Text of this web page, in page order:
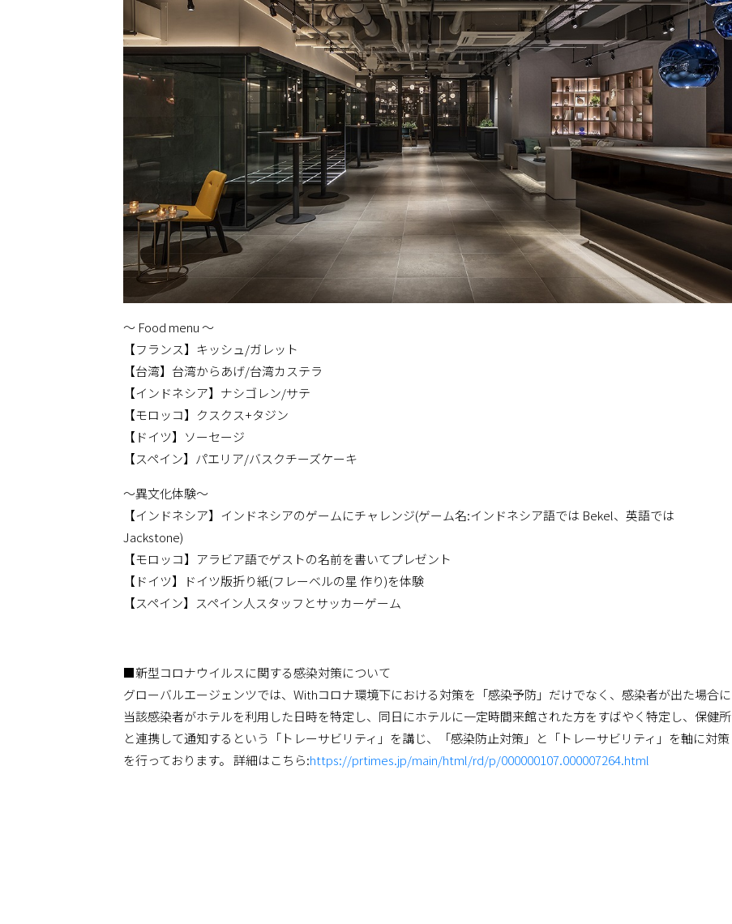
〜 Food menu 〜
【フランス】キッシュ/ガレット
【台湾】台湾からあげ/台湾カステラ
【インドネシア】ナシゴレン/サテ
【モロッコ】クスクス+タジン
【ドイツ】ソーセージ
【スペイン】パエリア/バスクチーズケーキ
〜異文化体験〜
【インドネシア】インドネシアのゲームにチャレンジ(ゲーム名:インドネシア語では Bekel、英語では
Jackstone)
【モロッコ】アラビア語でゲストの名前を書いてプレゼント
【ドイツ】ドイツ版折り紙(フレーベルの星 作り)を体験
【スペイン】スペイン人スタッフとサッカーゲーム
■新型コロナウイルスに関する感染対策について
グローバルエージェンツでは、Withコロナ環境下における対策を「感染予防」だけでなく、感染者が出た場合に
当該感染者がホテルを利用した日時を特定し、同日にホテルに一定時間来館された方をすばやく特定し、保健所
と連携して通知するという「トレーサビリティ」を講じ、「感染防止対策」と「トレーサビリティ」を軸に対策
を行っております。 詳細はこちら:https://prtimes.jp/main/html/rd/p/000000107.000007264.html